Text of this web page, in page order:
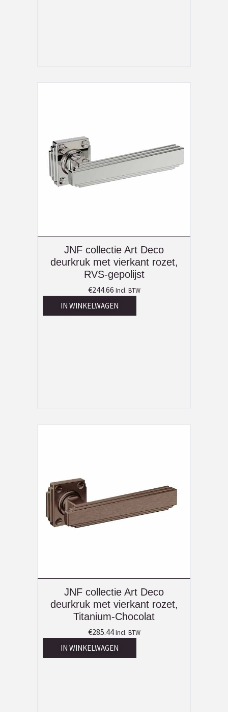
JNF collectie Art Deco
deurkruk met vierkant rozet,
RVS-gepolijst
€244.66 Incl. BTW
IN WINKELWAGEN
JNF collectie Art Deco
deurkruk met vierkant rozet,
Titanium-Chocolat
€285.44 Incl. BTW
IN WINKELWAGEN